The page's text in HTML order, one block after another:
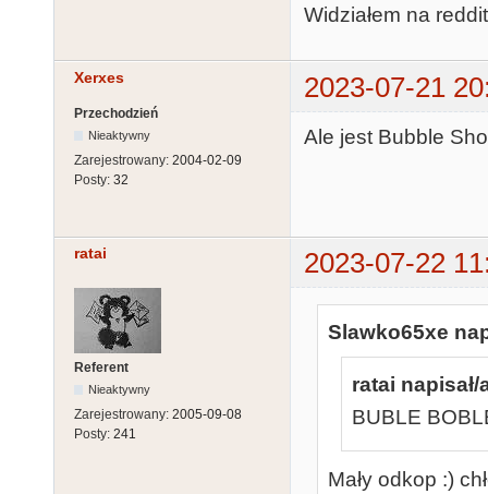
Widziałem na
Xerxes 2023-07-21
Przechodzień
Nieaktywny
Zarejestrowany: 2004-02-09
Posty: 32
Ale jest Bubble
ratai 2023-07-22
Referent
Nieaktywny
Zarejestrowany: 2005-09-08
Posty: 241
Slawko65xe
ratai napisał/
BUBLE
Mały odkop :)